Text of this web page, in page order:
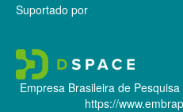
Suportado por
Empresa Brasileira de
https://